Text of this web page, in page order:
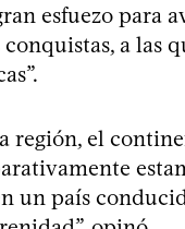
esfuezo para
conquistas, a las
región, el
un país